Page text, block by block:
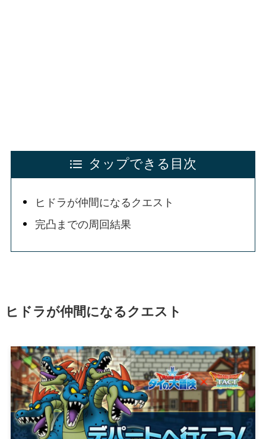
タップできる目次
ヒドラが仲間になるクエスト
完凸までの周回結果
ヒドラが仲間になるクエスト